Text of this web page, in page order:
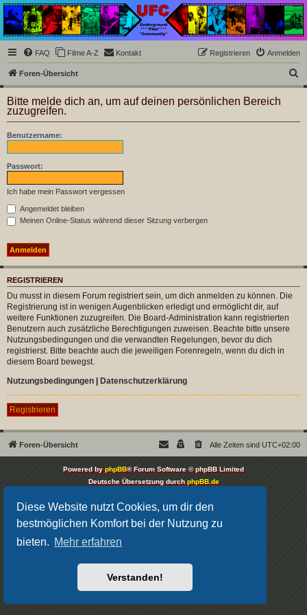
Diese Website nutzt Cookies, um dir den
bestmöglichen Komfort bei der Nutzung zu
bieten. Mehr erfahren
Verstanden!
Underground Film
Community
Die Underground Film Community ist ein deutschsprachiges Filmforum und ein Paradies
für Cineasten und Filmsüchtige jenseits des Mainstreams.
FAQ Filme A-Z Kontakt Anmelden
Registrieren
Foren-Übersicht
u
h
Bitte melde dich an, um auf deinen persönlichen Bereich
zuzugreifen.
Benutzername:
Passwort:
Ich habe mein Passwort vergessen
Angemeldet bleiben
Meinen Online-Status während dieser Sitzung verbergen
REGISTRIEREN
Du musst in diesem Forum registriert sein, um dich anmelden zu können. Die
Registrierung ist in wenigen Augenblicken erledigt und ermöglicht dir, auf
weitere Funktionen zuzugreifen. Die Board-Administration kann registrierten
Benutzern auch zusätzliche Berechtigungen zuweisen. Beachte bitte unsere
Nutzungsbedingungen und die verwandten Regelungen, bevor du dich
registrierst. Bitte beachte auch die jeweiligen Forenregeln, wenn du dich in
diesem Board bewegst.
Nutzungsbedingungen
Datenschutzerklärung
Registrieren
Foren-Übersicht Alle Zeiten sind UTC+02:00
Powered byphpBB® Forum Software © phpBB Limited
Deutsche Übersetzung durchphpBB.de